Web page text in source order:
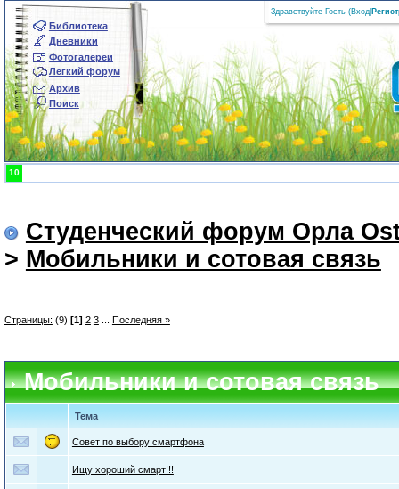
Библиотека
Дневники
Фотогалереи
Легкий форум
Архив
Поиск
Здравствуйте Гость (Вход
10
Студенческий форум Орла
> Мобильники и сотовая связь
Страницы: (9) [1] 2 3... Последняя »
Мобильники и сотовая связь
Тема
Совет по выбору смартфона
Ищу хороший смарт!!!